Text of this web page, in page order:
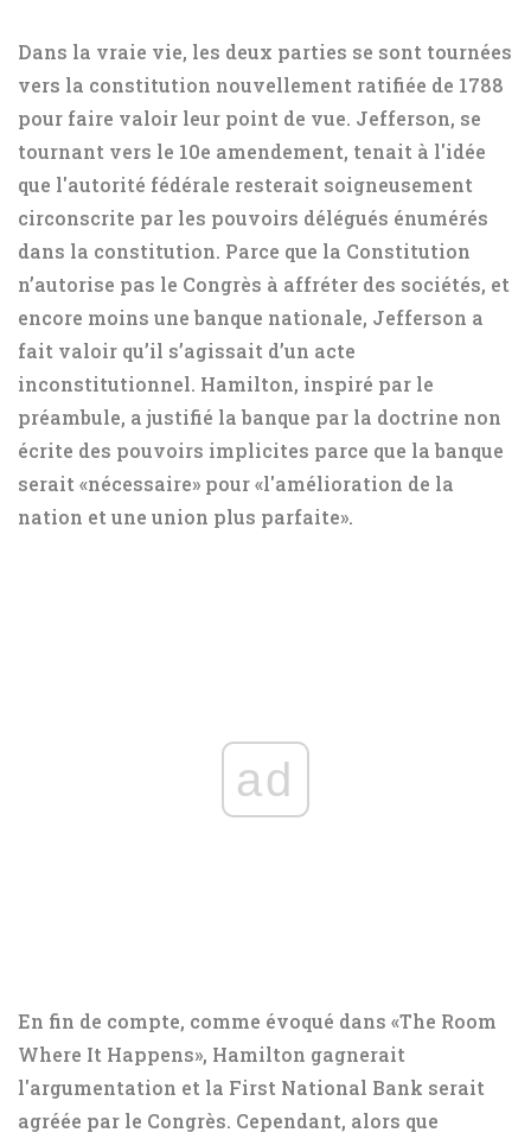
Dans la vraie vie, les deux parties se sont tournées
vers la constitution nouvellement ratifiée de 1788
pour faire valoir leur point de vue. Jefferson, se
tournant vers le 10e amendement, tenait à l'idée
que l'autorité fédérale resterait soigneusement
circonscrite par les pouvoirs délégués énumérés
dans la constitution. Parce que la Constitution
n’autorise pas le Congrès à affréter des sociétés, et
encore moins une banque nationale, Jefferson a
fait valoir qu’il s’agissait d’un acte
inconstitutionnel. Hamilton, inspiré par le
préambule, a justifié la banque par la doctrine non
écrite des pouvoirs implicites parce que la banque
serait «nécessaire» pour «l'amélioration de la
nation et une union plus parfaite».
ad
En fin de compte, comme évoqué dans «The Room
Where It Happens», Hamilton gagnerait
l'argumentation et la First National Bank serait
agréée par le Congrès. Cependant, alors que